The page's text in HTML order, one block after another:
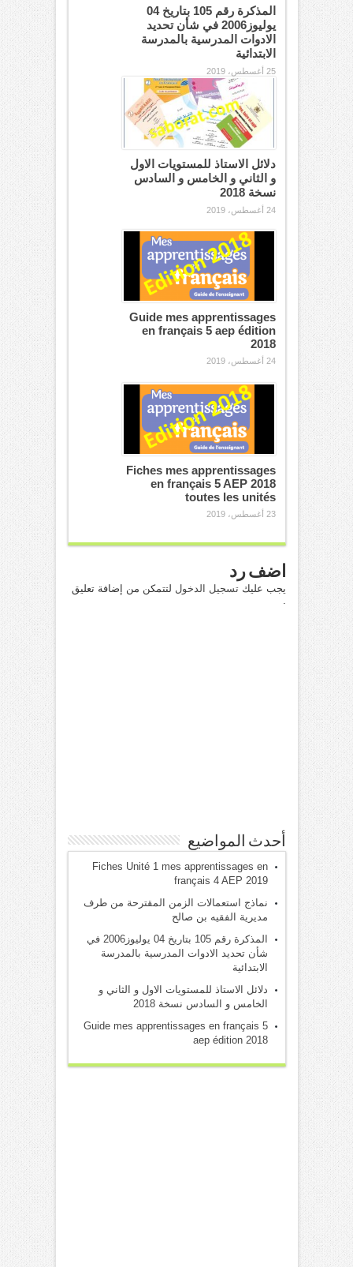
المذكرة رقم 105 بتاريخ 04
يوليوز2006 في شأن تحديد
الادوات المدرسية بالمدرسة
الابتدائية
25 أغسطس، 2019
دلائل الاستاذ للمستويات الاول
و الثاني و الخامس و السادس
نسخة 2018
24 أغسطس، 2019
Guide mes apprentissages
en français 5 aep édition
2018
24 أغسطس، 2019
Fiches mes apprentissages
en français 5 AEP 2018
toutes les unités
23 أغسطس، 2019
اضف رد
يجب عليكتسجيل الدخول لتتمكن من إضافة تعليق
.
أحدث المواضيع
Fiches Unité 1 mes apprentissages en
français 4 AEP 2019
نماذج استعمالات الزمن المقترحة من طرف
مديرية الفقيه بن صالح
المذكرة رقم 105 بتاريخ 04 يوليوز2006 في
شأن تحديد الادوات المدرسية بالمدرسة
الابتدائية
دلائل الاستاذ للمستويات الاول و الثاني و
الخامس و السادس نسخة 2018
Guide mes apprentissages en français 5
aep édition 2018